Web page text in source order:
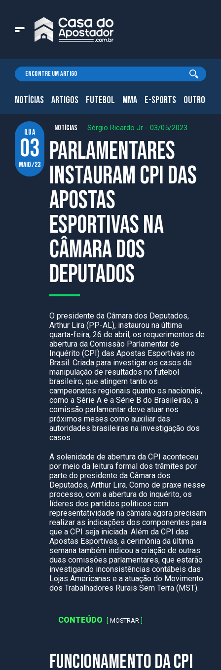
NOTÍCIAS ARTIGOS FUTEBOL MMA E-SPORTS OUTROS.
qua
03
maio/23
NOTÍCIAS Sérgio Ricardo Jr - 03/05/2023
Parlamentares
instauram CPI das
Apostas
Esportivas na
Câmara dos
Deputados
O presidente da Câmara dos Deputados,
Arthur Lira (PP-AL), instaurou na última
quarta-feira, 26 de abril, os requerimentos de
abertura da Comissão Parlamentar de
Inquérito (CPI) das Apostas Esportivas no
Brasil. Criada para investigar os casos de
manipulação de resultados no futebol
brasileiro, que atingem tanto os
campeonatos regionais quanto os nacionais,
como a Série A e a Série B do Brasileirão, a
comissão parlamentar deve atuar nos
próximos meses como auxiliar das
autoridades brasileiras na investigação dos
casos.
A solenidade de abertura da CPI aconteceu
por meio da leitura formal dos trâmites por
parte do presidente da Câmara dos
Deputados, Arthur Lira. Como de praxe nesse
processo, com a abertura do inquérito, os
líderes dos partidos políticos com
representatividade na câmara agora precisam
realizar as indicações dos componentes para
que a CPI seja iniciada. Além da CPI das
Apostas Esportivas, a cerimônia da última
semana também indicou a criação de outras
duas comissões parlamentares, que estarão
investigando inconsistências contábeis das
Lojas Americanas e a atuação do Movimento
dos Trabalhadores Rurais Sem Terra (MST).
CONTEÚDO MOSTRAR
FUNCIONAMENTO DA CPI